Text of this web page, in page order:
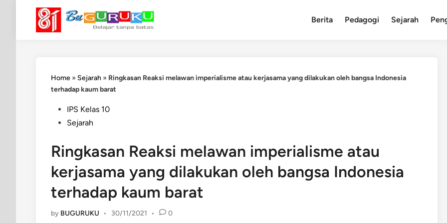
content
Berita Pedagogi Sejarah
Home » Sejarah » Ringkasan Reaksi melawan imperialisme atau kerjasama yang dilakukan oleh bangsa Indonesia
terhadap kaum barat
PostedIPS Kelas 10
Sejarah
Ringkasan Reaksi melawan imperialisme atau
kerjasama yang dilakukan oleh bangsa Indonesia
terhadap kaum barat
by BUGURUKU • 30/11/2021 • 0